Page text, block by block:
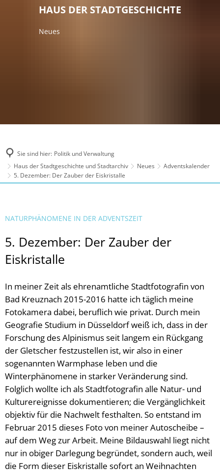
HAUS DER STADTGESCHICHTE
Neues
Sie sind hier: Politik und Verwaltung
Haus der Stadtgeschichte und Stadtarchiv
Neues
Adventskalender
5. Dezember: Der Zauber der Eiskristalle
NATURPHÄNOMENE IN DER ADVENTSZEIT
5. Dezember: Der Zauber der
Eiskristalle
In meiner Zeit als ehrenamtliche Stadtfotografin von
Bad Kreuznach 2015-2016 hatte ich täglich meine
Fotokamera dabei, beruflich wie privat. Durch mein
Geografie Studium in Düsseldorf weiß ich, dass in der
Forschung des Alpinismus seit langem ein Rückgang
der Gletscher festzustellen ist, wir also in einer
sogenannten Warmphase leben und die
Winterphänomene in starker Veränderung sind.
Folglich wollte ich als Stadtfotografin alle Natur- und
Kulturereignisse dokumentieren; die Vergänglichkeit
objektiv für die Nachwelt festhalten. So entstand im
Februar 2015 dieses Foto von meiner Autoscheibe –
auf dem Weg zur Arbeit. Meine Bildauswahl liegt nicht
nur in obiger Darlegung begründet, sondern auch, weil
die Form dieser Eiskristalle sofort an Weihnachten